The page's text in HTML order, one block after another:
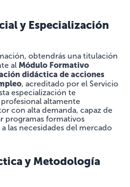
y Especialización
obtendrás una titulación
al Módulo Formativo
didáctica de acciones
, acreditado por el Servicio
especialización te
altamente
con alta demanda, capaz de
programas formativos
las necesidades del mercado
y Metodología